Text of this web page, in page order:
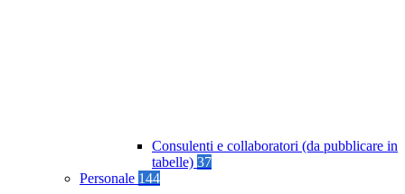
Consulenti e collaboratori (da pubblicare in
tabelle) 37
Personale 144